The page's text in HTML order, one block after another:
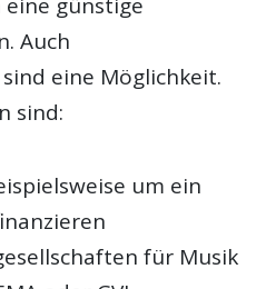
Auch
eine Möglichkeit.
sind:
um ein
für Musik